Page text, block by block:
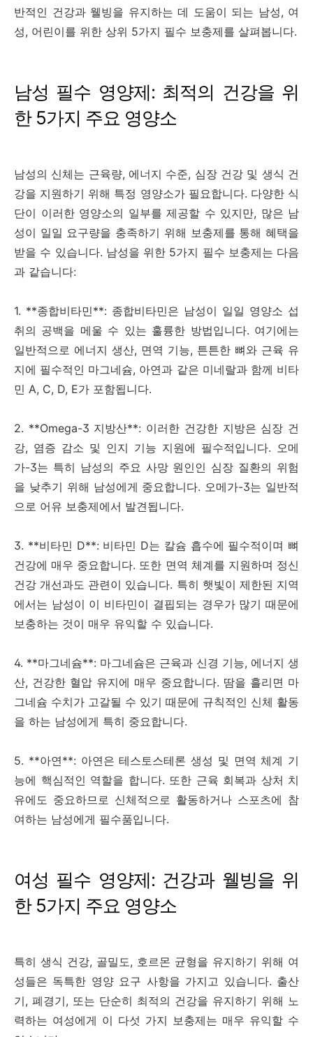
반적인 건강과 웰빙을 유지하는 데 도움이 되는 남성, 여
성, 어린이를 위한 상위 5가지 필수 보충제를 살펴봅니다.
남성 필수 영양제: 최적의 건강을 위
한 5가지 주요 영양소
남성의 신체는 근육량, 에너지 수준, 심장 건강 및 생식 건
강을 지원하기 위해 특정 영양소가 필요합니다. 다양한 식
단이 이러한 영양소의 일부를 제공할 수 있지만, 많은 남
성이 일일 요구량을 충족하기 위해 보충제를 통해 혜택을
받을 수 있습니다. 남성을 위한 5가지 필수 보충제는 다음
과 같습니다:
1. **종합비타민**: 종합비타민은 남성이 일일 영양소 섭
취의 공백을 메울 수 있는 훌륭한 방법입니다. 여기에는
일반적으로 에너지 생산, 면역 기능, 튼튼한 뼈와 근육 유
지에 필수적인 마그네슘, 아연과 같은 미네랄과 함께 비타
민 A, C, D, E가 포함됩니다.
2. **Omega-3 지방산**: 이러한 건강한 지방은 심장 건
강, 염증 감소 및 인지 기능 지원에 필수적입니다. 오메
가-3는 특히 남성의 주요 사망 원인인 심장 질환의 위험
을 낮추기 위해 남성에게 중요합니다. 오메가-3는 일반적
으로 어유 보충제에서 발견됩니다.
3. **비타민 D**: 비타민 D는 칼슘 흡수에 필수적이며 뼈
건강에 매우 중요합니다. 또한 면역 체계를 지원하며 정신
건강 개선과도 관련이 있습니다. 특히 햇빛이 제한된 지역
에서는 남성이 이 비타민이 결핍되는 경우가 많기 때문에
보충하는 것이 매우 유익할 수 있습니다.
4. **마그네슘**: 마그네슘은 근육과 신경 기능, 에너지 생
산, 건강한 혈압 유지에 매우 중요합니다. 땀을 흘리면 마
그네슘 수치가 고갈될 수 있기 때문에 규칙적인 신체 활동
을 하는 남성에게 특히 중요합니다.
5. **아연**: 아연은 테스토스테론 생성 및 면역 체계 기
능에 핵심적인 역할을 합니다. 또한 근육 회복과 상처 치
유에도 중요하므로 신체적으로 활동하거나 스포츠에 참
여하는 남성에게 필수품입니다.
여성 필수 영양제: 건강과 웰빙을 위
한 5가지 주요 영양소
특히 생식 건강, 골밀도, 호르몬 균형을 유지하기 위해 여
성들은 독특한 영양 요구 사항을 가지고 있습니다. 출산
기, 폐경기, 또는 단순히 최적의 건강을 유지하기 위해 노
력하는 여성에게 이 다섯 가지 보충제는 매우 유익할 수